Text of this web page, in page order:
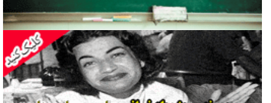
راننده مست به قانون می‌خندد
همه آقای دوربینی شده‌ایم!
قصه ناتمام سرویس مدارس
آیا مقاومت فلسطین خلع‌سلاح می‌شود؟